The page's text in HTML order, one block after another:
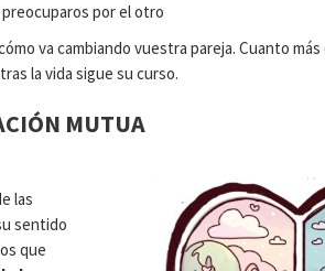
por el otro
va cambiando vuestra pareja. Cuanto
la vida sigue su curso.
MUTUA
las
sentido
que